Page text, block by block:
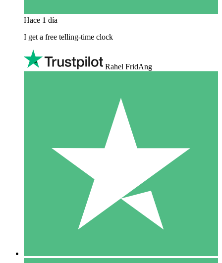
Hace 1 día
I get a free telling-time clock
Rahel FridAng